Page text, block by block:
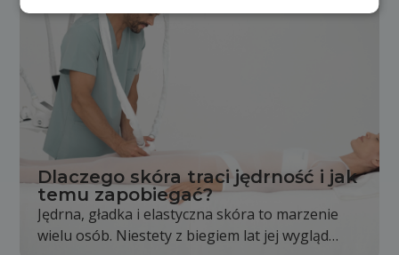
Dlaczego skóra traci jędrność i jak
temu zapobiegać?
Jędrna, gładka i elastyczna skóra to marzenie
wielu osób. Niestety z biegiem lat jej wygląd